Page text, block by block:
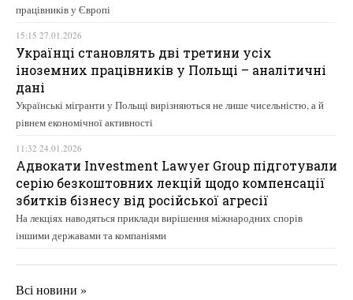
працівників у Європі
15:15 27.01.2026
Українці становлять дві третини усіх
іноземних працівників у Польщі – аналітичні
дані
Українські мігранти у Польщі вирізняються не лише чисельністю, а й
рівнем економічної активності
11:32 24.01.2026
Адвокати Investment Lawyer Group підготували
серію безкоштовних лекцій щодо компенсації
збитків бізнесу від російської агресії
На лекціях наводяться приклади вирішення міжнародних спорів
іншими державами та компаніями
Всі новини »